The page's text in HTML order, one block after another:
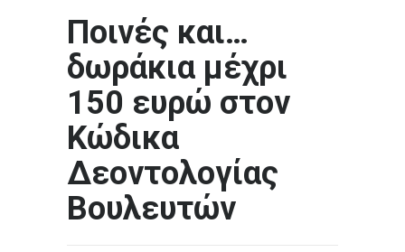
Ποινές και…
δωράκια μέχρι
150 ευρώ στον
Κώδικα
Δεοντολογίας
Βουλευτών